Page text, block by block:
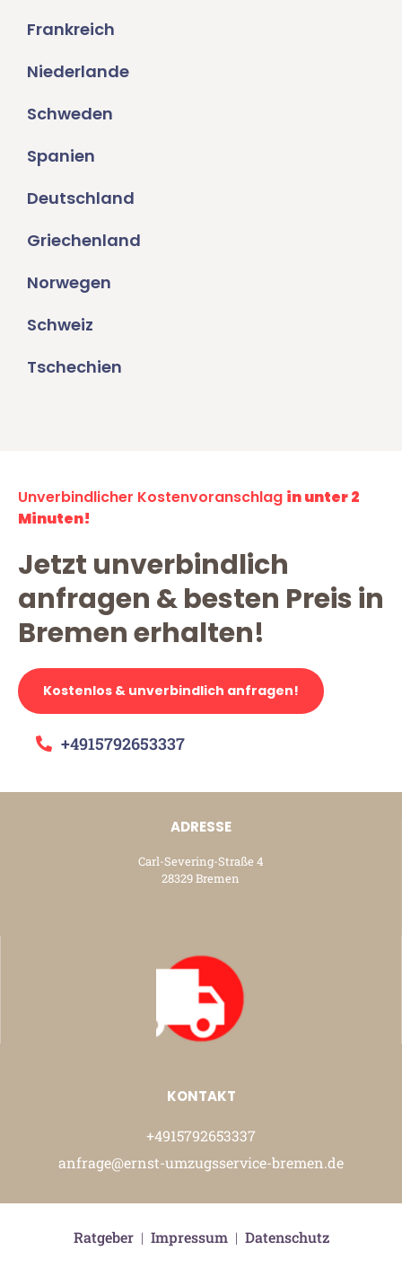
Frankreich
Niederlande
Schweden
Spanien
Deutschland
Griechenland
Norwegen
Schweiz
Tschechien
Unverbindlicher Kostenvoranschlag in unter 2
Minuten!
Jetzt unverbindlich
anfragen & besten Preis in
Bremen erhalten!
Kostenlos & unverbindlich anfragen!
+4915792653337
ADRESSE
Carl-Severing-Straße 4
28329 Bremen
KONTAKT
+4915792653337
anfrage@ernst-umzugsservice-bremen.de
Ratgeber| Impressum| Datenschutz